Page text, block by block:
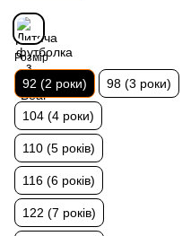
Розмір
92 (2 роки) 98 (3 роки)
104 (4 роки)
110 (5 років)
116 (6 років)
122 (7 років)